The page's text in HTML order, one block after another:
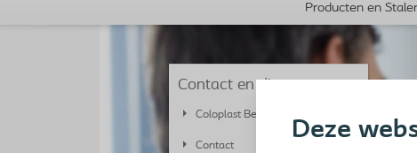
Deze
Producten en
Contact en diensten
Coloplast België
Contact